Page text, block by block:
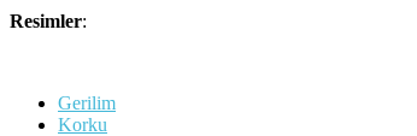
Resimler:
Gerilim
Korku